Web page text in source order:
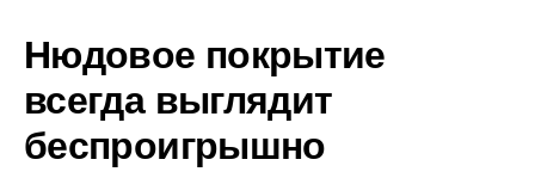
Нюдовое покрытие
всегда выглядит
беспроигрышно